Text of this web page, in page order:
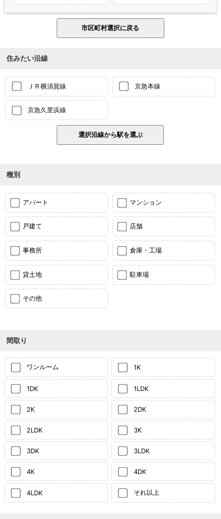
住みたい沿線
ＪＲ横須賀線 京急本線
京急久里浜線
種別
アパート マンション
戸建て 店舗
事務所 倉庫・工場
貸土地 駐車場
その他
間取り
ワンルーム 1K
1DK 1LDK
2K 2DK
2LDK 3K
3DK 3LDK
4K 4DK
4LDK それ以上